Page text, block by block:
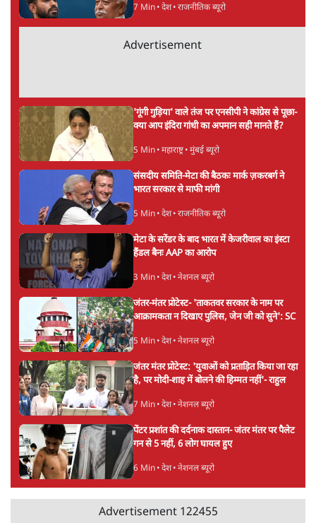
7 Min• देश• राजनीतिक ब्यूरो
Advertisement
'गूंगी गुड़िया' वाले तंज पर एनसीपी ने कांग्रेस से पूछा-
क्या आप इंदिरा गांधी का अपमान सही मानते हैं?
5 Min• महाराष्ट्र• मुंबई ब्यूरो
संसदीय समिति-मेटा की बैठकः मार्क ज़करबर्ग ने
भारत सरकार से माफी मांगी
5 Min• देश• राजनीतिक ब्यूरो
मेटा के सरेंडर के बाद भारत में केजरीवाल का इंस्टा
हैंडल बैनः AAP का आरोप
3 Min• देश• नेशनल ब्यूरो
जंतर-मंतर प्रोटेस्ट- 'ताकतवर सरकार के नाम पर
आक्रामकता न दिखाए पुलिस, जेन जी को सुने': SC
5 Min• देश• नेशनल ब्यूरो
जंतर मंतर प्रोटेस्ट: 'युवाओं को प्रताड़ित किया जा रहा
है, पर मोदी-शाह में बोलने की हिम्मत नहीं'- राहुल
7 Min• देश• नेशनल ब्यूरो
पेंटर प्रशांत की दर्दनाक दास्तान- जंतर मंतर पर पैलेट
गन से 5 नहीं, 6 लोग घायल हुए
6 Min• देश• नेशनल ब्यूरो
Advertisement 122455